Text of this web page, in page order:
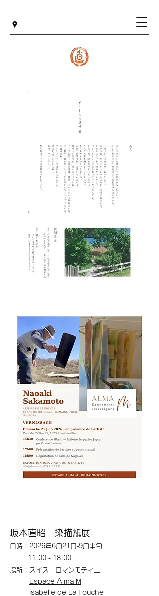
坂本直昭 染描紙展
日時：2026年6月21日-9月中旬
​ 11:00 - 18:00
場所：スイス ロマンモティエ
Espace Alma M
Isabelle de La Touche